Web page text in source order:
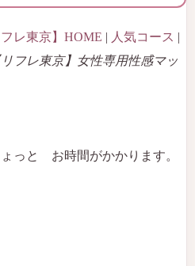
レ東京】HOME | 人気コース |
フレ東京】女性専用性感マッ
っと お時間がかかります。